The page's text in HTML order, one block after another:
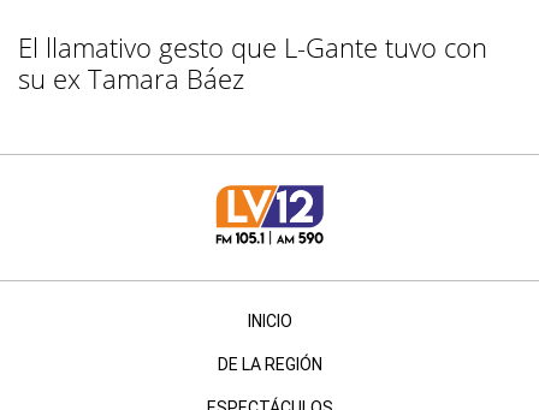
El llamativo gesto que L-Gante tuvo con
su ex Tamara Báez
INICIO
DE LA REGIÓN